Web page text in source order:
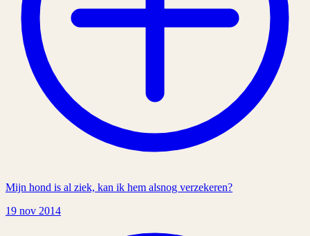
Mijn hond is al ziek, kan ik hem alsnog verzekeren?
19 nov 2014